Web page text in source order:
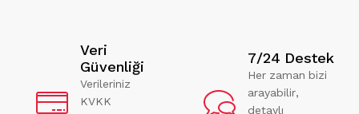
Veri
Güvenliği
Verileriniz
KVKK
7/24 Destek
Her zaman bizi
arayabilir,
detaylı